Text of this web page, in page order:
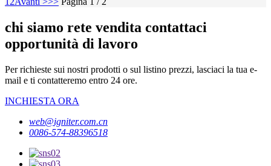
chi siamo rete vendita contattaci
opportunità di lavoro
Per richieste sui nostri prodotti o sul listino prezzi, lasciaci la tua e-
mail e ti contatteremo entro 24 ore.
INCHIESTA ORA
web@igniter.com.cn
0086-574-88396518